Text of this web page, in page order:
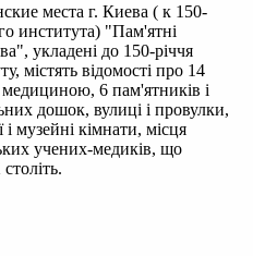
места г. Киева ( к 150-
института) "Пам'ятні
укладені до 150-річчя
містять відомості про 14
медициною, 6 пам'ятників і
дошок, вулиці і провулки,
музейні кімнати, місця
учених-медиків, що